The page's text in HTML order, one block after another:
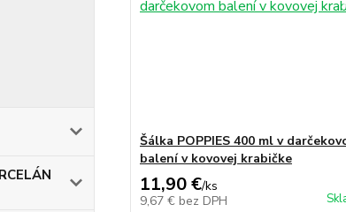
Šálka POPPIES 400 ml v
balení v kovovej krabičke
11,90 €/ks
9,67 € bez DPH